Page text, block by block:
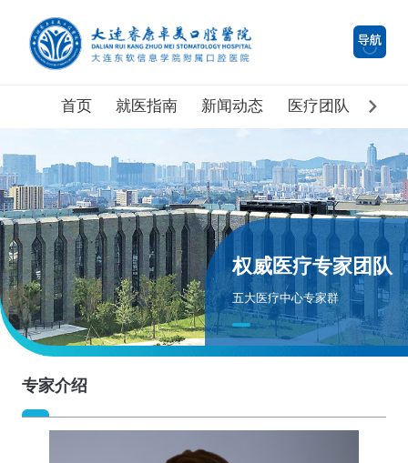
首页 就医指南 新闻动态 医疗团队 医院
权威医疗专家团队
五大医疗中心专家群
专家介绍